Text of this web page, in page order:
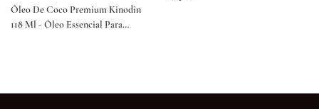
Óleo De Coco Premium Kinodin
118 Ml - Óleo Essencial Para